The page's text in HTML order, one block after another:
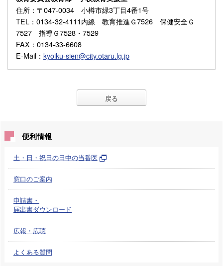
住所 ：〒047-0034 小樽市緑3丁目4番1号
TEL ：0134-32-4111内線 教育推進Ｇ7526 保健安全Ｇ
7527 指導Ｇ7528・7529
FAX ：0134-33-6608
E-Mail ： kyoiku-sien@city.otaru.lg.jp
戻る
便利情報
土・日・祝日の日中の当番医
窓口のご案内
申請書・
届出書ダウンロード
広報・広聴
よくある質問